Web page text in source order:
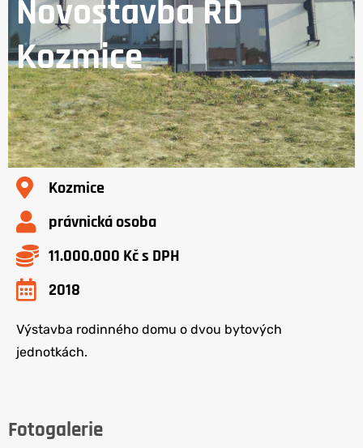
Novostavba RD
Kozmice
Kozmice
právnická osoba
11.000.000 Kč s DPH
2018
Výstavba rodinného domu o dvou bytových
jednotkách.
Fotogalerie